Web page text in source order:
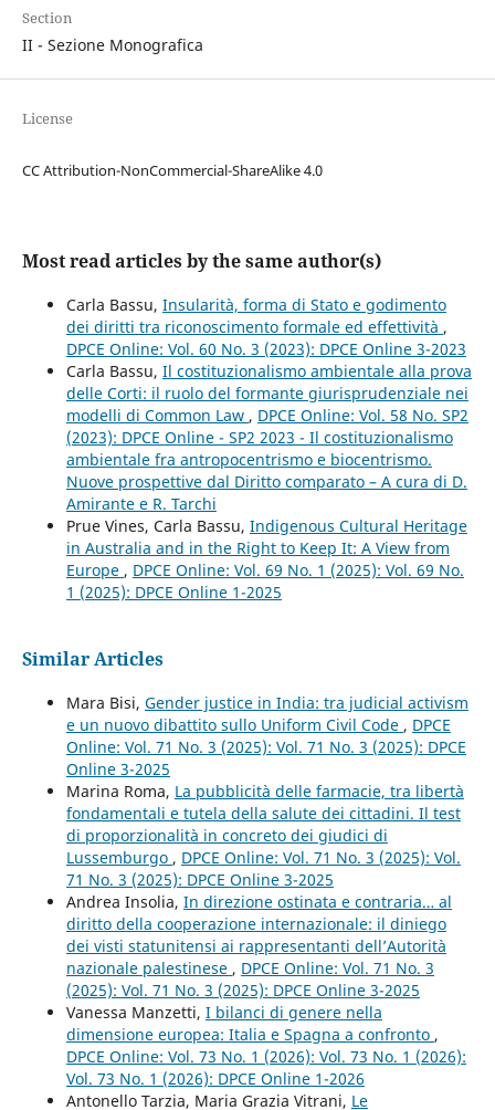
Section
II - Sezione Monografica
License
CC Attribution-NonCommercial-ShareAlike 4.0
Most read articles by the same author(s)
Carla Bassu, Insularità, forma di Stato e godimento
dei diritti tra riconoscimento formale ed effettività ,
DPCE Online: Vol. 60 No. 3 (2023): DPCE Online 3-2023
Carla Bassu, Il costituzionalismo ambientale alla prova
delle Corti: il ruolo del formante giurisprudenziale nei
modelli di Common Law , DPCE Online: Vol. 58 No. SP2
(2023): DPCE Online - SP2 2023 - Il costituzionalismo
ambientale fra antropocentrismo e biocentrismo.
Nuove prospettive dal Diritto comparato – A cura di D.
Amirante e R. Tarchi
Prue Vines, Carla Bassu, Indigenous Cultural Heritage
in Australia and in the Right to Keep It: A View from
Europe , DPCE Online: Vol. 69 No. 1 (2025): Vol. 69 No.
1 (2025): DPCE Online 1-2025
Similar Articles
Mara Bisi, Gender justice in India: tra judicial activism
e un nuovo dibattito sullo Uniform Civil Code , DPCE
Online: Vol. 71 No. 3 (2025): Vol. 71 No. 3 (2025): DPCE
Online 3-2025
Marina Roma, La pubblicità delle farmacie, tra libertà
fondamentali e tutela della salute dei cittadini. Il test
di proporzionalità in concreto dei giudici di
Lussemburgo , DPCE Online: Vol. 71 No. 3 (2025): Vol.
71 No. 3 (2025): DPCE Online 3-2025
Andrea Insolia, In direzione ostinata e contraria… al
diritto della cooperazione internazionale: il diniego
dei visti statunitensi ai rappresentanti dell’Autorità
nazionale palestinese , DPCE Online: Vol. 71 No. 3
(2025): Vol. 71 No. 3 (2025): DPCE Online 3-2025
Vanessa Manzetti, I bilanci di genere nella
dimensione europea: Italia e Spagna a confronto ,
DPCE Online: Vol. 73 No. 1 (2026): Vol. 73 No. 1 (2026):
Vol. 73 No. 1 (2026): DPCE Online 1-2026
Antonello Tarzia, Maria Grazia Vitrani, Le